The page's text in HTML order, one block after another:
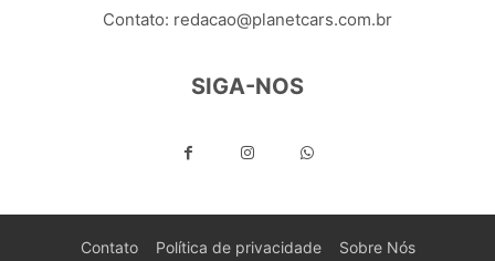
Contato: redacao@planetcars.com.br
SIGA-NOS
Contato Política de privacidade Sobre Nós